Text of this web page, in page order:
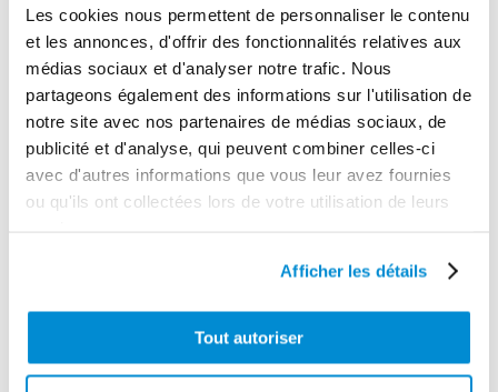
Les cookies nous permettent de personnaliser le contenu
et les annonces, d'offrir des fonctionnalités relatives aux
médias sociaux et d'analyser notre trafic. Nous
partageons également des informations sur l'utilisation de
notre site avec nos partenaires de médias sociaux, de
publicité et d'analyse, qui peuvent combiner celles-ci
avec d'autres informations que vous leur avez fournies
ou qu'ils ont collectées lors de votre utilisation de leurs
Afficher les détails
Tout autoriser
Embout pour
graisseurs
calottes
metrolub
Embout pour
graisseurs
cuvettes genre
lub